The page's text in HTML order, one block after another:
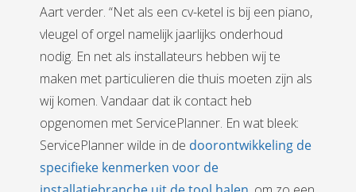
Aart verder. “Net als een cv-ketel is bij een piano,
vleugel of orgel namelijk jaarlijks onderhoud
nodig. En net als installateurs hebben wij te
maken met particulieren die thuis moeten zijn als
wij komen. Vandaar dat ik contact heb
opgenomen met ServicePlanner. En wat bleek:
ServicePlanner wilde in de doorontwikkeling de
specifieke kenmerken voor de